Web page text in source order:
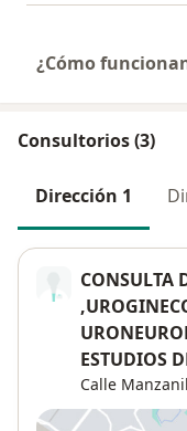
¿Cómo
Consultorios (3)
Dirección 1
CONSULTA
ESTUDIOS
Calle